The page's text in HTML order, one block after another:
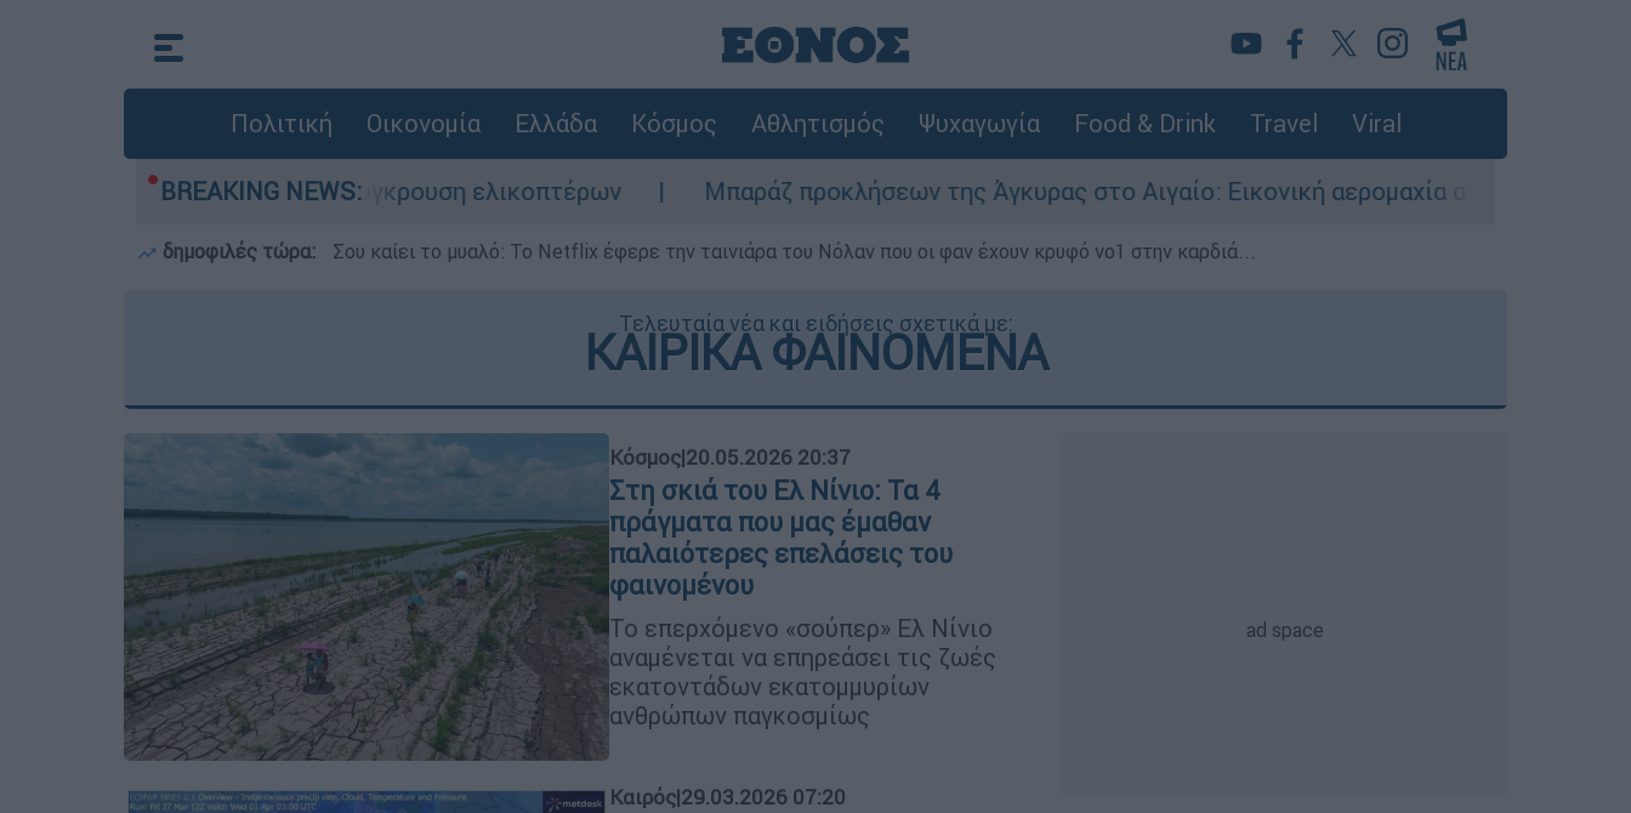
Πολιτική Οικονομία Ελλάδα Κόσμος Αθλητισμός Ψυχαγωγία Food & Drink Travel Viral
BREAKING NEWS:
ζωή του στη σύγκρουση ελικοπτέρων Μπαράζ προκλήσεων της Άγκυρας στο Αιγαίο: Εικονική αερομαχία ανάμεσα σε ελληνικά και
δημοφιλές τώρα: Σου καίει το μυαλό: Το Netflix έφερε την ταινιάρα του Νόλαν που οι φαν έχουν κρυφό νο1 στην καρδιά...
Τελευταία νέα και ειδήσεις σχετικά με:
ΚΑΙΡΙΚΑ ΦΑΙΝΟΜΕΝΑ
Κόσμος|20.05.2026 20:37
Στη σκιά του Ελ Νίνιο: Τα 4
πράγματα που μας έμαθαν
παλαιότερες επελάσεις του
φαινομένου
Το επερχόμενο «σούπερ» Ελ Νίνιο
αναμένεται να επηρεάσει τις ζωές
εκατοντάδων εκατομμυρίων
ανθρώπων παγκοσμίως
Καιρός|29.03.2026 07:20